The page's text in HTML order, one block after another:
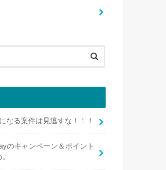
なる案件は見逃すな！！！
のキャンペーン＆ポイント